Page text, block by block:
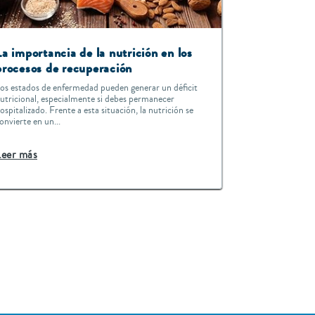
importancia de la nutrición en los
de recuperación
estados de enfermedad pueden generar un déficit
especialmente si debes permanecer
Frente a esta situación, la nutrición se
en un...
más